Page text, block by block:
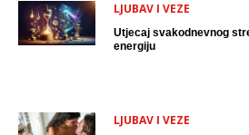
LJUBAV I VEZE
Utjecaj svakodnevnog
energiju
LJUBAV I VEZE